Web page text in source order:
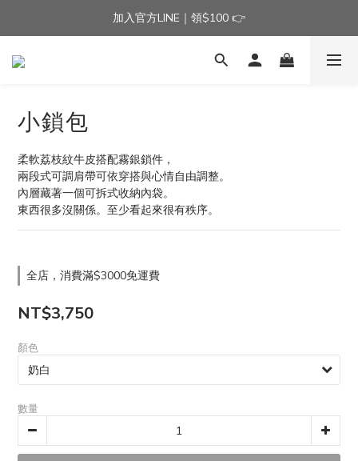
加入官方LINE｜領$100 👉
加入官方LINE｜領$100 👉
滿$3000免運費 | 滿$5000贈AISLE方塊酥髮夾乙個
小鎖包
柔軟荔枝紋牛皮搭配霧銀鎖件，
兩段式可調肩帶可依穿搭與心情自由調整。
內層藏著一個可拆式收納內袋。
東西很多沒關係。至少看起來很有秩序。
全店，消費滿$3000免運費
NT$3,750
顏色
數量